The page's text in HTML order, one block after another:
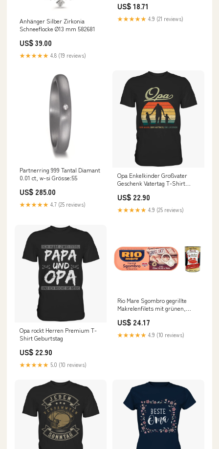
Anhänger Silber Zirkonia
Schneeflocke Ø13 mm 582681
US$ 39.00
★★★★★ 4.8 (19 reviews)
italienisch inkl. Italian Gourmet
Polpa 400g Lorenz Snack World
US$ 18.71
★★★★★ 4.9 (21 reviews)
Partnerring 999 Tantal Diamant
0.01 ct, w-si Grösse:55
US$ 285.00
★★★★★ 4.7 (25 reviews)
Opa Enkelkinder Großvater
Geschenk Vatertag T-Shirt
US$ 22.90
★★★★★ 4.9 (25 reviews)
Opa rockt Herren Premium T-
Shirt Geburtstag
US$ 22.90
★★★★★ 5.0 (10 reviews)
Rio Mare Sgombro gegrillte
Makrelenfilets mit grünen,
Original italienisch inkl. Italian
Gourmet Polpa 400g Frigge
US$ 24.17
★★★★★ 4.9 (10 reviews)